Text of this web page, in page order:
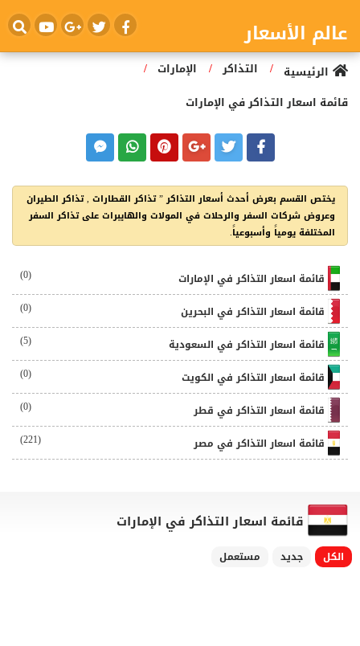
عالم الأسعار
الرئيسية / التذاكر / الإمارات /
قائمة اسعار التذاكر في الإمارات
يختص القسم بعرض أحدث أسعار التذاكر ” تذاكر القطارات , تذاكر الطيران
وعروض شركات السفر والرحلات في المولات والهايبرات على تذاكر السفر
المختلفة يومياً وأسبوعياً.
قائمة اسعار التذاكر في الإمارات (0)
قائمة اسعار التذاكر في البحرين (0)
قائمة اسعار التذاكر في السعودية (5)
قائمة اسعار التذاكر في الكويت (0)
قائمة اسعار التذاكر في قطر (0)
قائمة اسعار التذاكر في مصر (221)
قائمة اسعار التذاكر في الإمارات
الكل جديد مستعمل